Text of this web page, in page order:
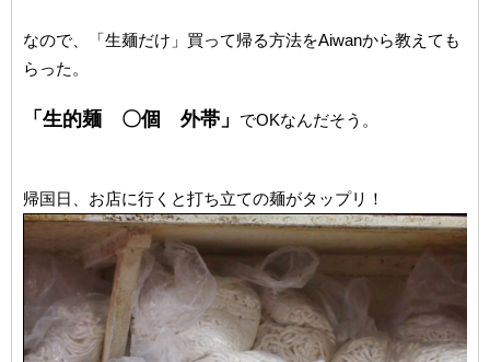
なので、「生麺だけ」買って帰る方法をAiwanから教えても
らった。
「生的麺 〇個 外帯」 でOKなんだそう。
帰国日、お店に行くと打ち立ての麺がタップリ！